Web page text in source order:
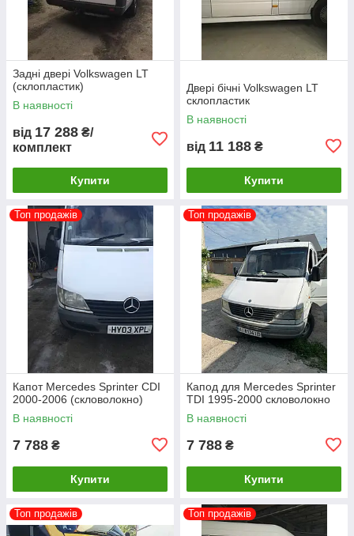
Задні двері Volkswagen LT
(склопластик)
В наявності
від 17 288 ₴/
комплект
Купити
Двері бічні Volkswagen LT
склопластик
В наявності
від 11 188 ₴
Купити
Топ продажів
Капот Mercedes Sprinter CDI
2000-2006 (скловолокно)
В наявності
7 788 ₴
Купити
Топ продажів
Капод для Mercedes Sprinter
TDI 1995-2000 скловолокно
В наявності
7 788 ₴
Купити
Топ продажів Топ продажів